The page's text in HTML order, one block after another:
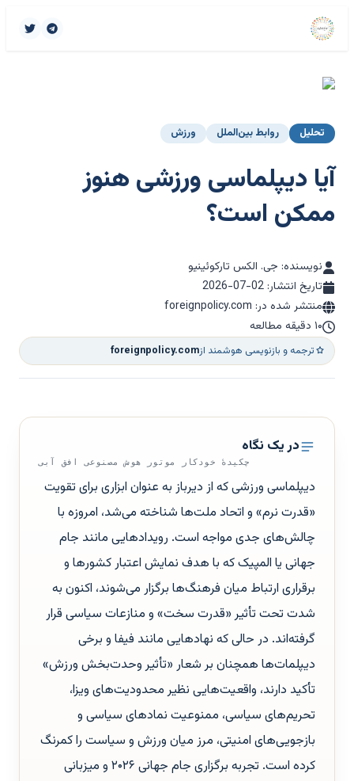
تحلیل روابط بین‌الملل ورزش
آیا دیپلماسی ورزشی هنوز
ممکن است؟
نویسنده: جی. الکس تارکوئینیو
تاریخ انتشار: 2026-07-02
منتشر شده در: foreignpolicy.com
۱۰ دقیقه مطالعه
ترجمه و بازنویسی هوشمند ازforeignpolicy.com
در یک نگاه
چکیدهٔ خودکار موتور هوش مصنوعی افق آبی
دیپلماسی ورزشی که از دیرباز به عنوان ابزاری برای تقویت
«قدرت نرم» و اتحاد ملت‌ها شناخته می‌شد، امروزه با
چالش‌های جدی مواجه است. رویدادهایی مانند جام
جهانی یا المپیک که با هدف نمایش اعتبار کشورها و
برقراری ارتباط میان فرهنگ‌ها برگزار می‌شوند، اکنون به
شدت تحت تأثیر «قدرت سخت» و منازعات سیاسی قرار
گرفته‌اند. در حالی که نهادهایی مانند فیفا و برخی
دیپلمات‌ها همچنان بر شعار «تأثیر وحدت‌بخش ورزش»
تأکید دارند، واقعیت‌هایی نظیر محدودیت‌های ویزا،
تحریم‌های سیاسی، ممنوعیت نمادهای سیاسی و
بازجویی‌های امنیتی، مرز میان ورزش و سیاست را کمرنگ
کرده است. تجربه برگزاری جام جهانی ۲۰۲۶ و میزبانی